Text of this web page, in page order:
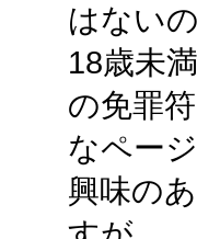
はない
18歳未
の免罪
なペー
興味の